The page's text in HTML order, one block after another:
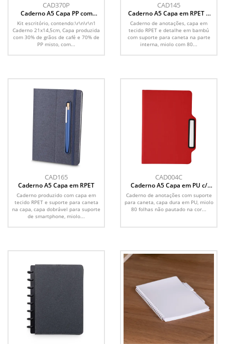
CAD370P
Caderno A5 Capa PP com
Caneta
Kit escritório, contendo:\r\n\r\n1
Caderno 21x14,5cm, Capa produzida
com 30% de grãos de café e 70% de
PP misto, com...
CAD145
Caderno A5 Capa em RPET e
Detalhe em Bambu
Caderno de anotações, capa em
tecido RPET e detalhe em bambú
com suporte para caneta na parte
interna, miolo com 80...
CAD165
Caderno A5 Capa em RPET
Caderno produzido com capa em
tecido RPET e suporte para caneta
na capa, capa dobrável para suporte
de smartphone, miolo...
CAD004C
Caderno A5 Capa em PU c/
Caneta
Caderno de anotações com suporte
para caneta, capa dura em PU, miolo
80 folhas não pautado na cor...